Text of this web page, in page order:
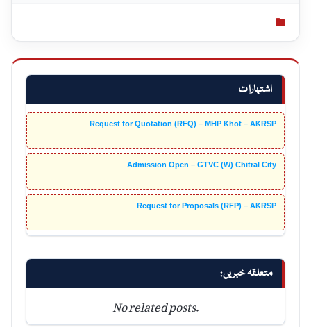
اشتہارات
Request for Quotation (RFQ) – MHP Khot – AKRSP
Admission Open – GTVC (W) Chitral City
Request for Proposals (RFP) – AKRSP
متعلقہ خبریں:
No related posts.